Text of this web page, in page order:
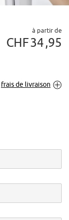
agrandir
à partir de
CHF34 95
frais de livraison